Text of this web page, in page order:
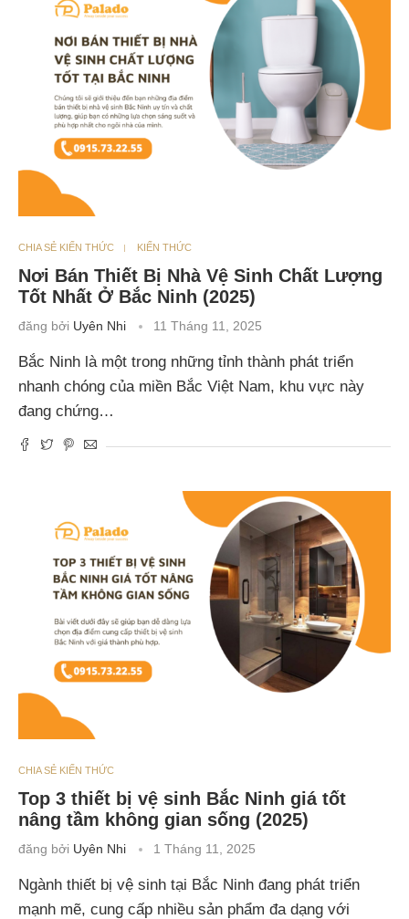
CHIA SẺ KIẾN THỨC KIẾN THỨC
Nơi Bán Thiết Bị Nhà Vệ Sinh Chất Lượng
Tốt Nhất Ở Bắc Ninh (2025)
đăng bởi Uyên Nhi 11 Tháng 11, 2025
Bắc Ninh là một trong những tỉnh thành phát triển
nhanh chóng của miền Bắc Việt Nam, khu vực này
đang chứng…
CHIA SẺ KIẾN THỨC
Top 3 thiết bị vệ sinh Bắc Ninh giá tốt
nâng tầm không gian sống (2025)
đăng bởi Uyên Nhi 1 Tháng 11, 2025
Ngành thiết bị vệ sinh tại Bắc Ninh đang phát triển
mạnh mẽ, cung cấp nhiều sản phẩm đa dạng với